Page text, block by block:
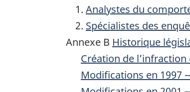
Analystes du
Spécialistes des
Annexe B Historique
Création de
Modifications en 1997